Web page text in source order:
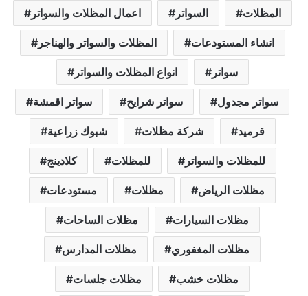
اعمال المظلات والسواتر السواتر المظلات
المظلات والسواتر والهناجر انشاء المستودعات
انواع المظلات والسواتر سواتر
سواتر اقمشة سواتر شرايح سواتر مجدول
شبوك زراعية شركة مظلات قرميد
كلادينج للمظلات للمظلات والسواتر
مستودعات مظلات مظلات الرياض
مظلات الساحات مظلات السيارات
مظلات المدارس مظلات المغفوري
مظلات جلسات مظلات خشب